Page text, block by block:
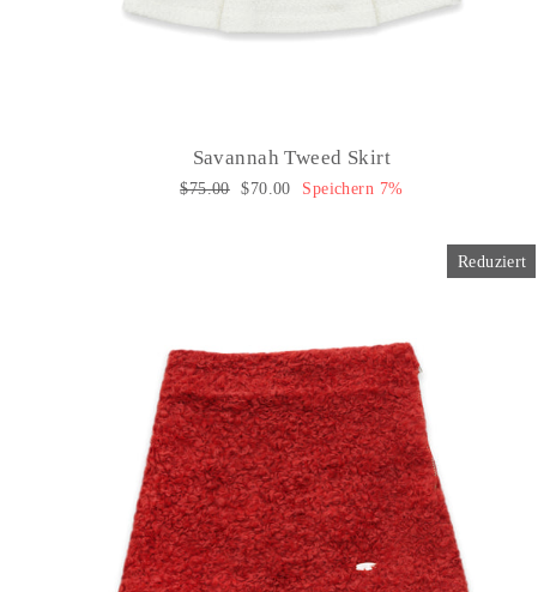
Savannah Tweed Skirt
Normaler
$75.00 Sonderpreis
$70.00 Speichern 7%
Reduziert